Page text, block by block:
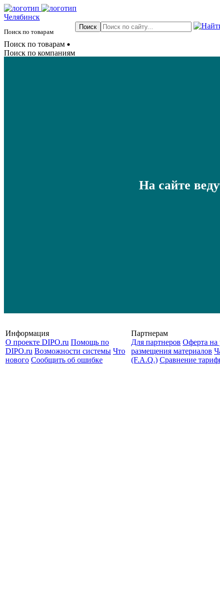
Челябинск
Поиск по товарам
Поиск по товарам
Поиск по компаниям
На сайте
Информация
О проекте DIPO.ru Помощь по
DIPO.ru Возможности системы Что
нового Сообщить об ошибке
Партнерам
Для партнеров Оферта на
размещения материалов
(F.A.Q.) Cравнение